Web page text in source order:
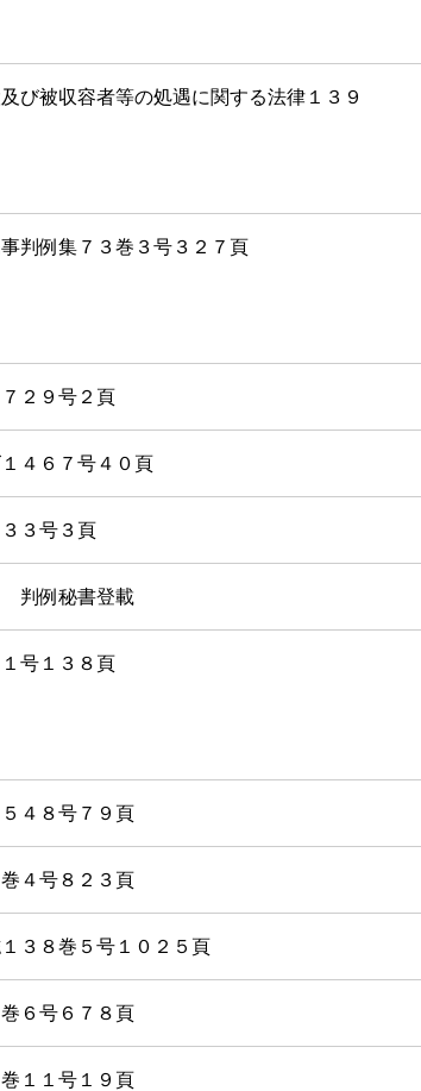
び被収容者等の処遇に関する法律１３９
判例集７３巻３号３２７頁
２９号２頁
４６７号４０頁
３号３頁
判例秘書登載
号１３８頁
４８号７９頁
４号８２３頁
３８巻５号１０２５頁
６号６７８頁
１１号１９頁